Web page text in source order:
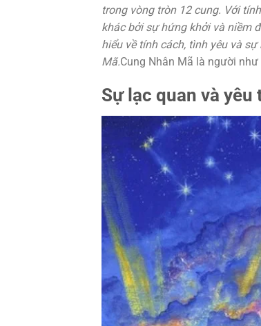
trong vòng tròn 12 cung. Với
khác bởi sự hứng khởi và niềm
hiểu về tính cách, tình yêu và
Mã.Cung Nhân Mã là người như
Sự lạc quan và yêu